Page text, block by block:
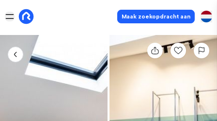
Maak zoekopdracht aan